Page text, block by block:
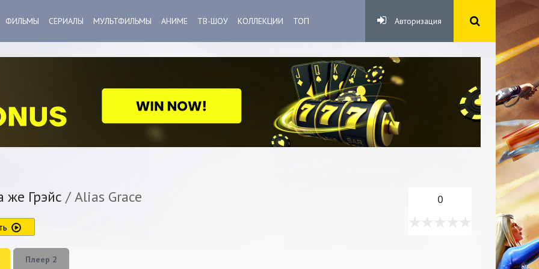
ФИЛЬМЫ СЕРИАЛЫ МУЛЬТФИЛЬМЫ АНИМЕ ТВ-ШОУ КОЛЛЕКЦИИ ТОП Авторизация
же Грэйс / Alias Grace 0
Плеер 2